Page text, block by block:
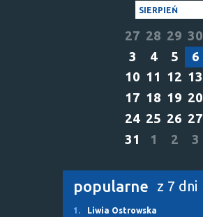
SIERPIEŃ
27 28 29 30
3
4 5 6
10 11 12 13
17 18 19 20
24 25 26 27
31
1 2 3
popularne z 7 dni
1. Liwia Ostrowska